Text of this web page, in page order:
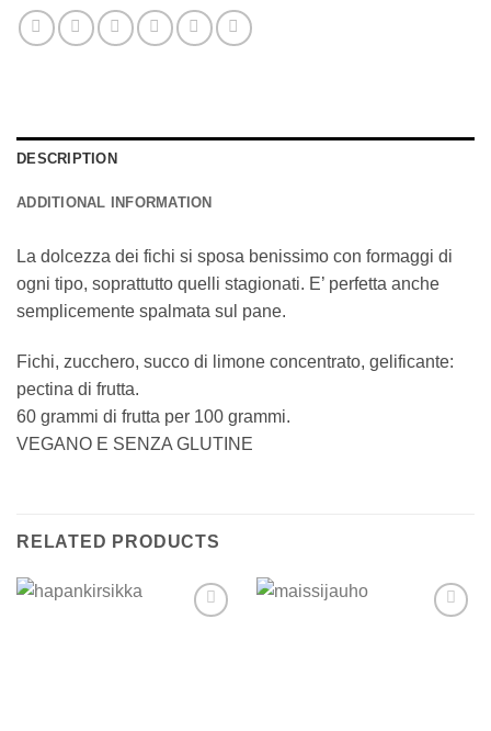
DESCRIPTION
ADDITIONAL INFORMATION
La dolcezza dei fichi si sposa benissimo con formaggi di
ogni tipo, soprattutto quelli stagionati. E’ perfetta anche
semplicemente spalmata sul pane.
Fichi, zucchero, succo di limone concentrato, gelificante:
pectina di frutta.
60 grammi di frutta per 100 grammi.
VEGANO E SENZA GLUTINE
RELATED PRODUCTS